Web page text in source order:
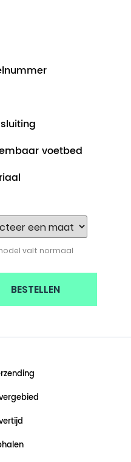
voetbed
valt normaal
BESTELLEN